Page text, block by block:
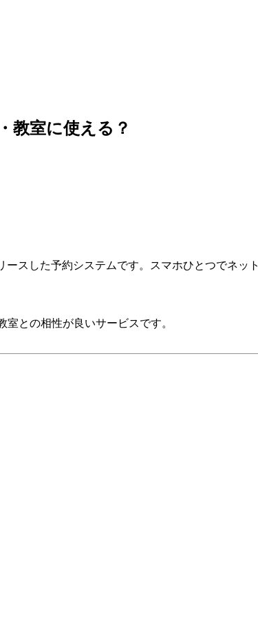
教室に使える？
ースした予約システムです。スマホひとつでネット
との相性が良いサービスです。